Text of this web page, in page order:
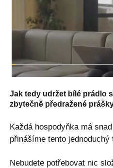
Jak tedy udržet bílé prádlo
zbytečně předražené
Každá hospodyňka má
přinášíme tento
Nebudete potřebovat nic